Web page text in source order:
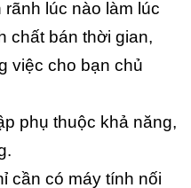
lúc nào làm lúc
chất bán thời gian,
việc cho bạn chủ
phụ thuộc khả năng,
cần có máy tính nối